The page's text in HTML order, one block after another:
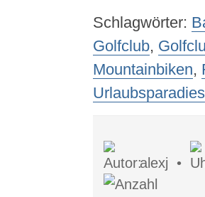
Schlagwörter:
Golfclub,
Mountainbiken,
Urlaubsparadies
alexj •